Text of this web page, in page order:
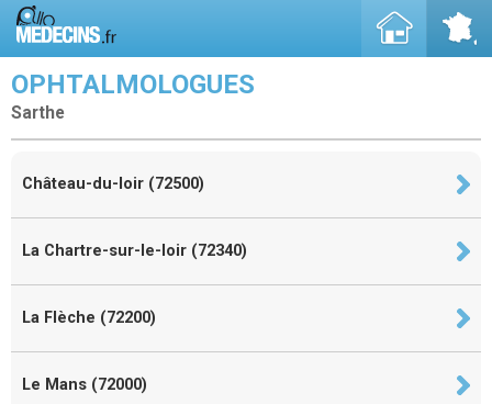
OPHTALMOLOGUES
Sarthe
Château-du-loir (72500)
La Chartre-sur-le-loir (72340)
La Flèche (72200)
Le Mans (72000)